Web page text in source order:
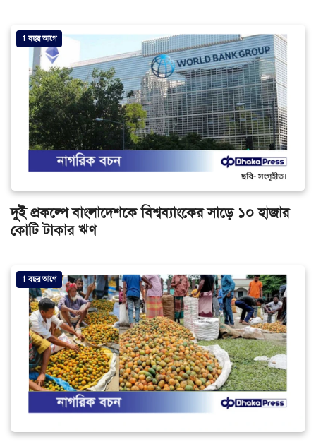
1 বছর আগে
দুই প্রকল্পে বাংলাদেশকে বিশ্বব্যাংকের সাড়ে ১০ হাজার
কোটি টাকার ঋণ
1 বছর আগে